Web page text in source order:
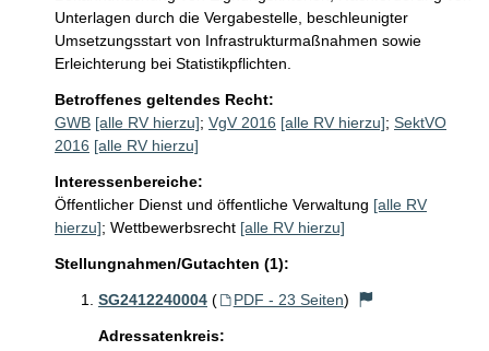
Unterlagen durch die Vergabestelle, beschleunigter
Umsetzungsstart von Infrastrukturmaßnahmen sowie
Erleichterung bei Statistikpflichten.
Betroffenes geltendes Recht:
GWB [alle RV hierzu]; VgV 2016 [alle RV hierzu]; SektVO
2016 [alle RV hierzu]
Interessenbereiche:
Öffentlicher Dienst und öffentliche Verwaltung [alle RV
hierzu]; Wettbewerbsrecht [alle RV hierzu]
Stellungnahmen/Gutachten (1):
SG2412240004 ( PDF - 23 Seiten)
Adressatenkreis: